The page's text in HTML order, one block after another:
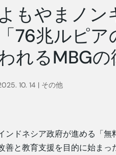
もやまノ
76兆ルピア
れるMBGの
10. 14 | その他
ンドネシア政府が進める「
善と教育支援を目的に始ま